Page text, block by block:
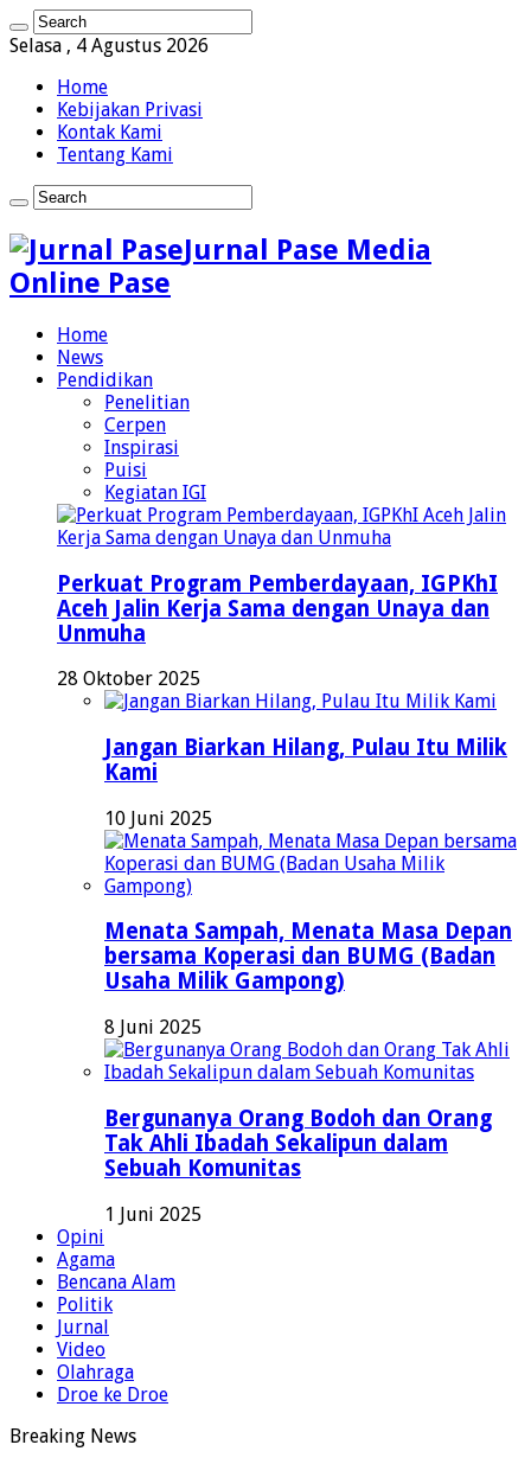
Selasa , 4 Agustus 2026
Home
Kebijakan Privasi
Kontak Kami
Tentang Kami
Jurnal Pase Media
Online Pase
Home
News
Pendidikan
Penelitian
Cerpen
Inspirasi
Puisi
Kegiatan IGI
Perkuat Program Pemberdayaan, IGPKhI
Aceh Jalin Kerja Sama dengan Unaya dan
Unmuha
28 Oktober 2025
Jangan Biarkan Hilang, Pulau Itu Milik
Kami
10 Juni 2025
Menata Sampah, Menata Masa Depan
bersama Koperasi dan BUMG (Badan
Usaha Milik Gampong)
8 Juni 2025
Bergunanya Orang Bodoh dan Orang
Tak Ahli Ibadah Sekalipun dalam
Sebuah Komunitas
1 Juni 2025
Opini
Agama
Bencana Alam
Politik
Jurnal
Video
Olahraga
Droe ke Droe
Breaking News